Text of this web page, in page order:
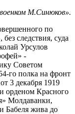
М.Синюков».
по
следствия, суда
Урсулов
-
Советом
го полка на фронт
3 декабря 1919
орденом Красного
Молдаванки,
Бабеля жива до